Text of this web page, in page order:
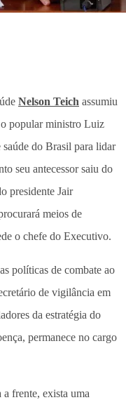
Nelson Teich assumiu
popular ministro Luiz
do Brasil para lidar
seu antecessor saiu do
presidente Jair
meios de
o chefe do Executivo.
políticas de combate ao
de vigilância em
da estratégia do
permanece no cargo
frente, exista uma